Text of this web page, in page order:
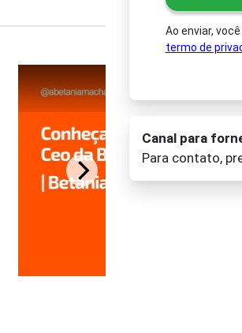
Play
Ao enviar,
termo de
Canal para
Para contato,